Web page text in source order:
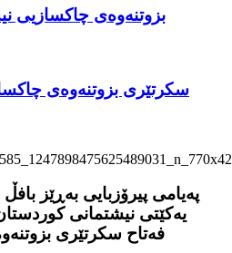
بزوتنەوەی چاکسازیی
سکرتێری بزوتنەوەی
پەیامی پیرۆزبایی بەڕێز
یەکێتی نیشتمانی
فەتاح سکرتێری